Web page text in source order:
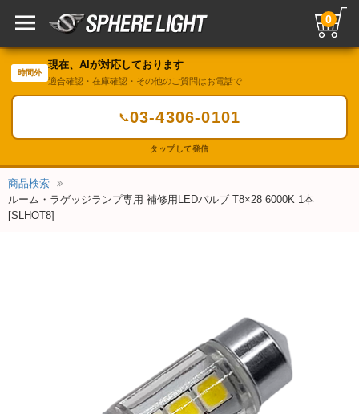
0
時間外
現在、AIが対応しております
適合確認・在庫確認・その他のご質問はお電話で
📞03-4306-0101
タップして発信
商品検索
ルーム・ラゲッジランプ専用 補修用LEDバルブ T8×28 6000K 1本
[SLHOT8]